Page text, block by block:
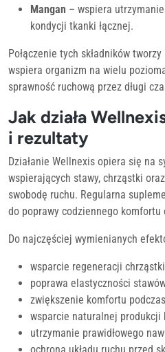
Mangan – wspiera
kondycji tkanki łącznej.
Połączenie tych składników
wspiera organizm na wielu
sprawność ruchową przez długi
Jak działa
i rezultaty
Działanie Wellnexis opiera się na
wspierających stawy, chrząstki
swobodę ruchu. Regularna
do poprawy codziennego
Do najczęściej wymienianych
wsparcie regeneracji
poprawa elastyczności
zwiększenie komfortu
wsparcie naturalnej produkcji
utrzymanie prawidłowego